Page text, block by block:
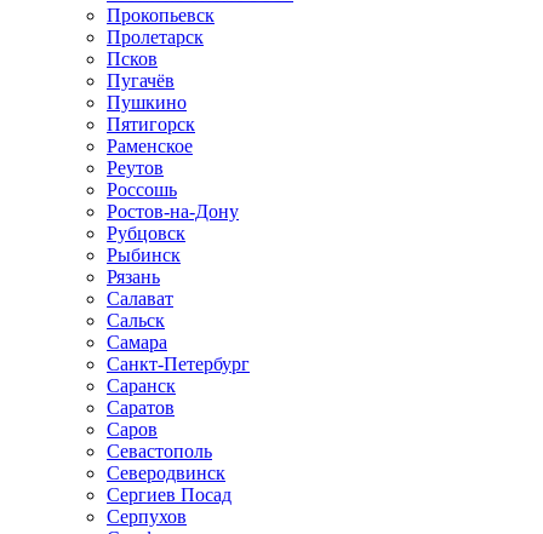
Прокопьевск
Пролетарск
Псков
Пугачёв
Пушкино
Пятигорск
Раменское
Реутов
Россошь
Ростов-на-Дону
Рубцовск
Рыбинск
Рязань
Салават
Сальск
Самара
Санкт-Петербург
Саранск
Саратов
Саров
Севастополь
Северодвинск
Сергиев Посад
Серпухов